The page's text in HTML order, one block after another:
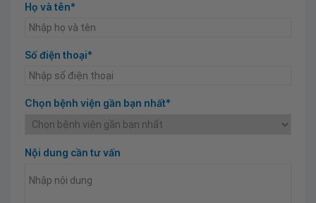
Họ và tên*
Số điện thoại*
Chọn bệnh viện gần bạn nhất*
Nội dung cần tư vấn